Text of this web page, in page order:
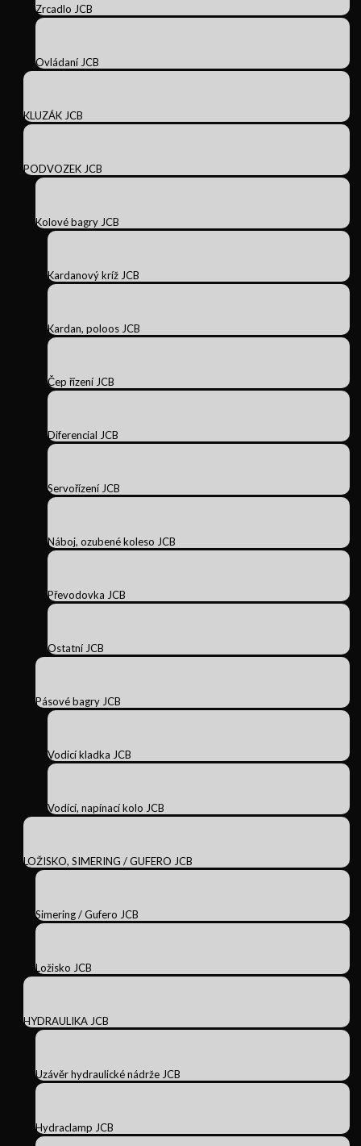
Zrcadlo JCB
Ovládaní JCB
KLUZÁK JCB
PODVOZEK JCB
Kolové bagry JCB
Kardanový kríž JCB
Kardan, poloos JCB
Čep řízení JCB
Diferencial JCB
Servořízení JCB
Náboj, ozubené koleso JCB
Převodovka JCB
Ostatní JCB
Pásové bagry JCB
Vodicí kladka JCB
Vodící, napínací kolo JCB
LOŽISKO, SIMERING / GUFERO JCB
Simering / Gufero JCB
Ložisko JCB
HYDRAULIKA JCB
Uzávěr hydraulické nádrže JCB
Hydraclamp JCB